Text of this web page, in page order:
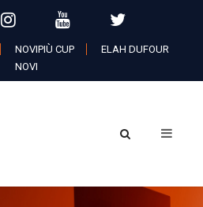
NOVIPIÙ CUP
ELAH DUFOUR
NOVI